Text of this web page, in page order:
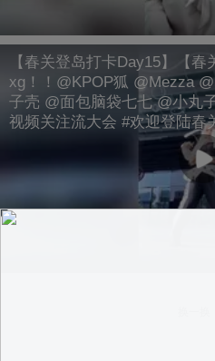
【春关登岛打卡Day15】【
xg！！@KPOP狐 @Mezza
子壳 @面包脑袋七七 @小丸
视频关注流大会 #欢迎登陆春